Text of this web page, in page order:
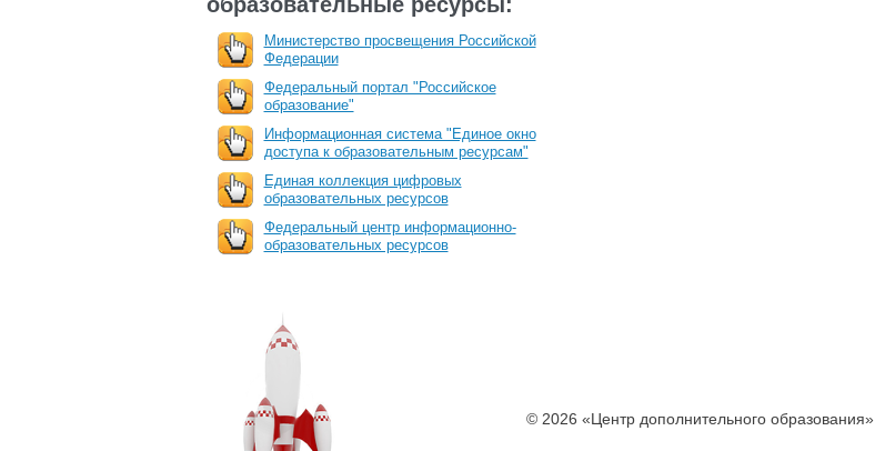
Министерство просвещения Российской
Федерации
Федеральный портал "Российское
образование"
Информационная система "Единое окно
доступа к образовательным ресурсам"
Единая коллекция цифровых
образовательных ресурсов
Федеральный центр информационно-
образовательных ресурсов
© 2026 «Центр дополнительного образования»